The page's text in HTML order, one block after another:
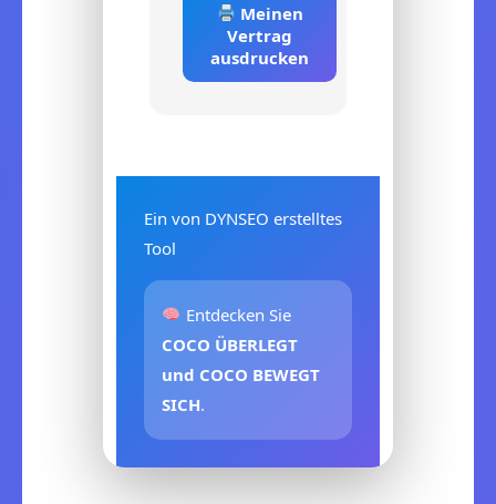
Meinen
Vertrag
ausdrucken
Ein von DYNSEO erstelltes
Tool
Entdecken Sie
COCO ÜBERLEGT
und COCO BEWEGT
SICH.